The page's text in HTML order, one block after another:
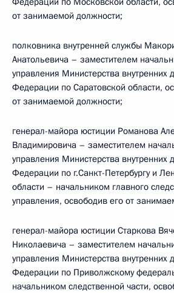
от занимаемой должности;
полковника внутренней службы
Анатольевича – заместителем
управления Министерства внутренних
Федерации по Саратовской области,
от занимаемой должности;
генерал-майора юстиции Романова
Владимировича – заместителем
управления Министерства внутренних
Федерации по г.Санкт-Петербургу и
области – начальником главного
управления, освободив его от
генерал-майора юстиции Старкова
Николаевича – заместителем
управления Министерства внутренних
Федерации по Приволжскому
начальником следственной части,